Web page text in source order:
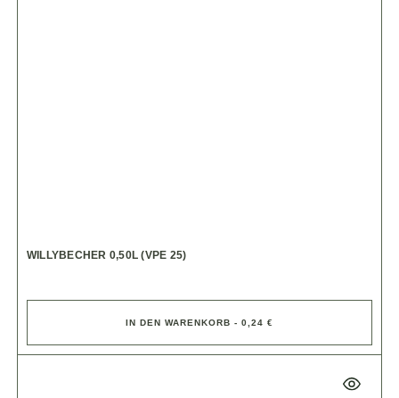
WILLYBECHER 0,50L (VPE 25)
IN DEN WARENKORB - 0,24 €